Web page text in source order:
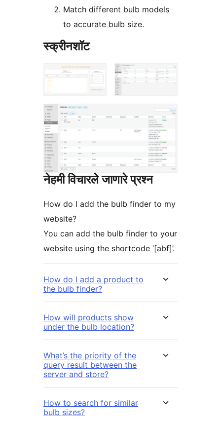
Match different bulb models
to accurate bulb size.
स्क्रीनशॉट
नेहमी विचारले जाणारे प्रश्न
How do I add the bulb finder to my
website?
You can add the bulb finder to your
website using the shortcode ‘[abf]’.
How do I add a product to
the bulb finder?
How will products show
under the bulb location?
What’s the priority of the
query result between the
server and store?
How to search for similar
bulb sizes?